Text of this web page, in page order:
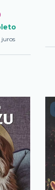
juros